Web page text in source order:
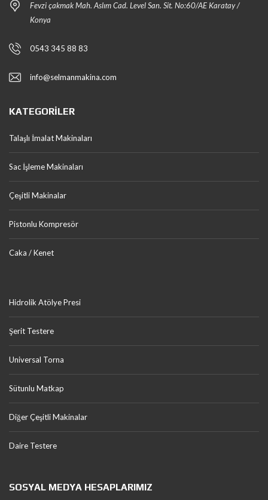
Fevzi çakmak Mah. Aslım Cad. Level San. Sit. No:60/AE Karatay /
Konya
0543 345 88 83
info@selmanmakina.com
KATEGORILER
Talaşlı İmalat Makinaları
Sac İşleme Makinaları
Çeşitli Makinalar
Pistonlu Kompresör
Caka / Kenet
Hidrolik Atölye Presi
Şerit Testere
Universal Torna
Sütunlu Matkap
Diğer Çeşitli Makinalar
Daire Testere
SOSYAL MEDYA HESAPLARIMIZ